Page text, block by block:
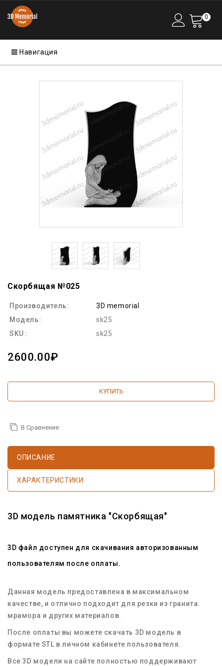
0
Навигация
Скорбящая №025
Производитель:
3D memorial
Модель:
sk25
SKU :
sk25
2600.00₽
КУПИТЬ
В Сравнение
ОПИСАНИЕ
ХАРАКТЕРИСТИКИ
3D модель памятника "Скорбящая"
3D файл доступен для скачивания авторизованным
пользователям после оплаты.
Данная модель предоставлена в максимальном
качестве, и отлично подходит для резки из гранита.
мрамора и других материалов.
После оплаты вы можете скачать 3D модель в
формате STL в личном кабинете пользователя.
Все 3D модели на сайте полностью поддерживают